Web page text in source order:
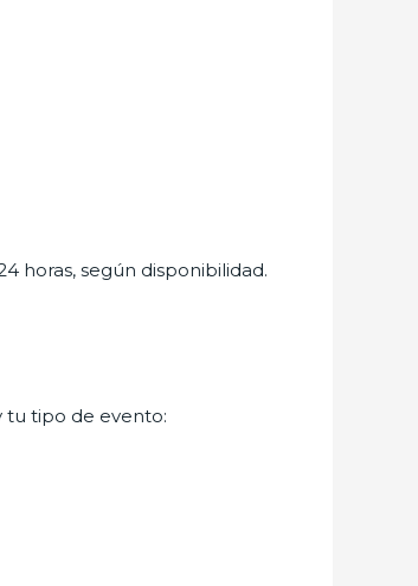
horas, según disponibilidad.
tu tipo de evento: